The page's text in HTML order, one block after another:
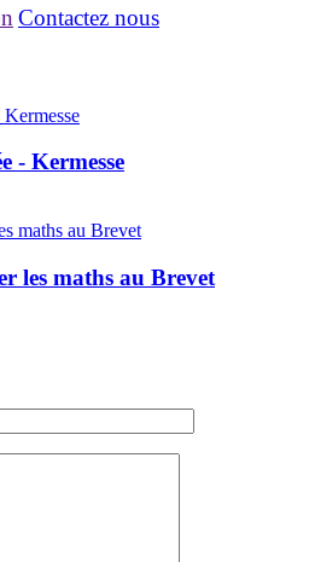
Contactez nous
- Kermesse
les maths au Brevet